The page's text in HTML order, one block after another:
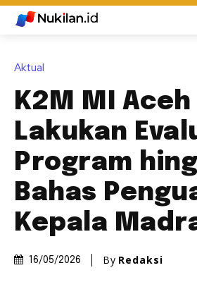
Aktual
K2M MI
Lakukan
Program
Bahas
Kepala
16/05/2026 By Redaksi